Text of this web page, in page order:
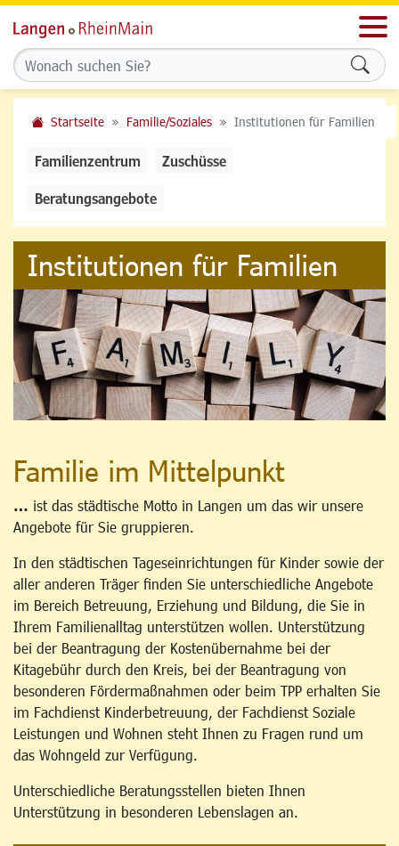
Startseite Familie/Soziales Institutionen für Familien
Familienzentrum Zuschüsse
Beratungsangebote
Institutionen für Familien
Familie im Mittelpunkt
… ist das städtische Motto in Langen um das wir unsere
Angebote für Sie gruppieren.
In den städtischen Tageseinrichtungen für Kinder sowie der
aller anderen Träger finden Sie unterschiedliche Angebote
im Bereich Betreuung, Erziehung und Bildung, die Sie in
Ihrem Familienalltag unterstützen wollen. Unterstützung
bei der Beantragung der Kostenübernahme bei der
Kitagebühr durch den Kreis, bei der Beantragung von
besonderen Fördermaßnahmen oder beim TPP erhalten Sie
im Fachdienst Kinderbetreuung, der Fachdienst Soziale
Leistungen und Wohnen steht Ihnen zu Fragen rund um
das Wohngeld zur Verfügung.
Unterschiedliche Beratungsstellen bieten Ihnen
Unterstützung in besonderen Lebenslagen an.